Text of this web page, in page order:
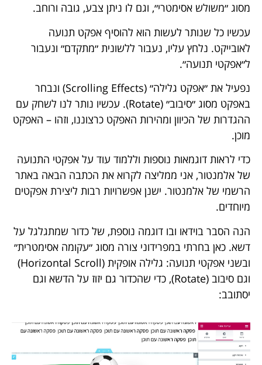
מסוג ״משולש אסימטרי״, וגם לו ניתן צבע, גובה ורוחב.
עכשיו כל שנותר לעשות הוא להוסיף אפקט תנועה
לאובייקט. נלחץ עליו, נעבור ללשונית ״מתקדם״ ונעבור
ל״אפקטי תנועה״.
נפעיל את ״אפקט גלילה״ (Scrolling Effects) ונבחר
באפקט מסוג ״סיבוב״ (Rotate). עכשיו נותר לנו לשחק עם
ההגדרות של הכיוון ומהירות האפקט כרצוננו, וזהו – האפקט
מוכן.
כדי לראות דוגמאות נוספות וללמוד עוד על אפקטי התנועה
של אלמנטור, אני ממליצה לקרוא אתהכתבה הבאהבאתר
הרשמי של אלמנטור. ישנן אפשרויות רבות ליצירת אפקטים
מיוחדים.
הנה הסבר בוידאו ובו דוגמה נוספת, של כדור שמתגלגל על
דשא. כאן בחרתי במפרידוני צורה מסוג ״עקומה אסימטרית״
ובשני אפקטי תנועה: גלילה אופקית (Horizontal Scroll)
וגם סיבוב (Rotate), כדי שהכדור גם יזוז על הדשא וגם
יסתובב: